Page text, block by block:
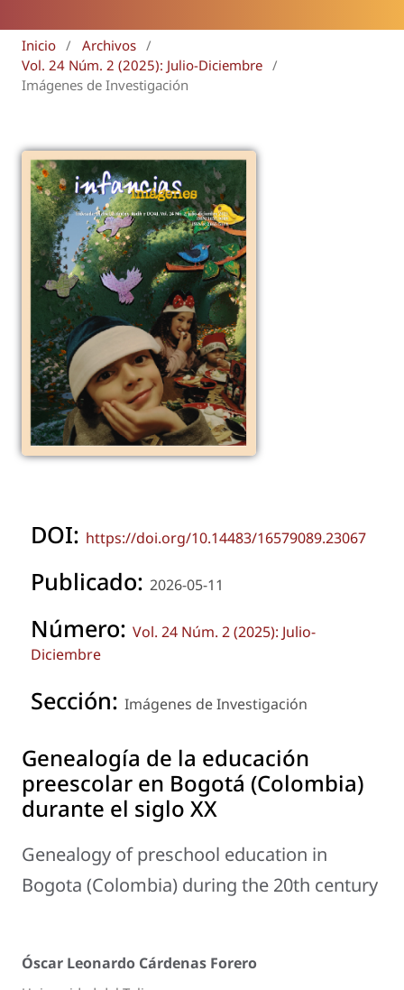
Inicio / Archivos /
Vol. 24 Núm. 2 (2025): Julio-Diciembre /
Imágenes de Investigación
DOI: https://doi.org/10.14483/16579089.23067
Publicado: 2026-05-11
Número: Vol. 24 Núm. 2 (2025): Julio-
Diciembre
Sección: Imágenes de Investigación
Genealogía de la educación
preescolar en Bogotá (Colombia)
durante el siglo XX
Genealogy of preschool education in
Bogota (Colombia) during the 20th century
Óscar Leonardo Cárdenas Forero